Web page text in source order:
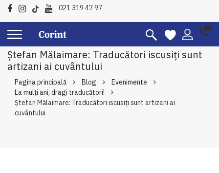
021 319 47 97
Ştefan Mălaimare: Traducători iscusiți sunt
artizani ai cuvântului
Pagina principală Blog
Evenimente
La mulți ani, dragi traducători!
Ştefan Mălaimare: Traducători iscusiți sunt artizani ai
cuvântului